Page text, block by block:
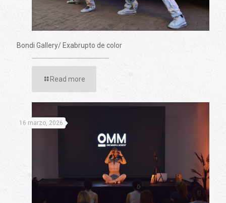
Bondi Gallery/ Exabrupto de color
Read more
16 marzo, 2026